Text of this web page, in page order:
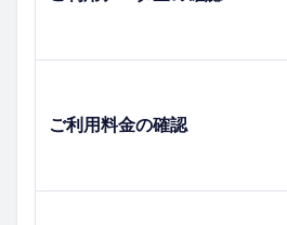
ご利用料金の確認